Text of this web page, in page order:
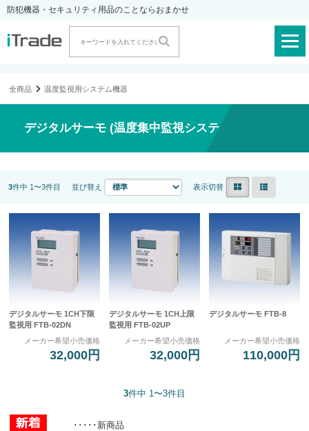
防犯機器・セキュリティ用品のことならおまかせ
全商品 温度監視用システム機器
デジタルサーモ (温度集中監視システム)
3件中 1〜3件目 並び替え 表示切替
デジタルサーモ 1CH下限
監視用 FTB-02DN
メーカー希望小売価格
32,000円
デジタルサーモ 1CH上限
監視用 FTB-02UP
メーカー希望小売価格
32,000円
デジタルサーモ FTB-8
メーカー希望小売価格
110,000円
3件中 1〜3件目
･････新商品